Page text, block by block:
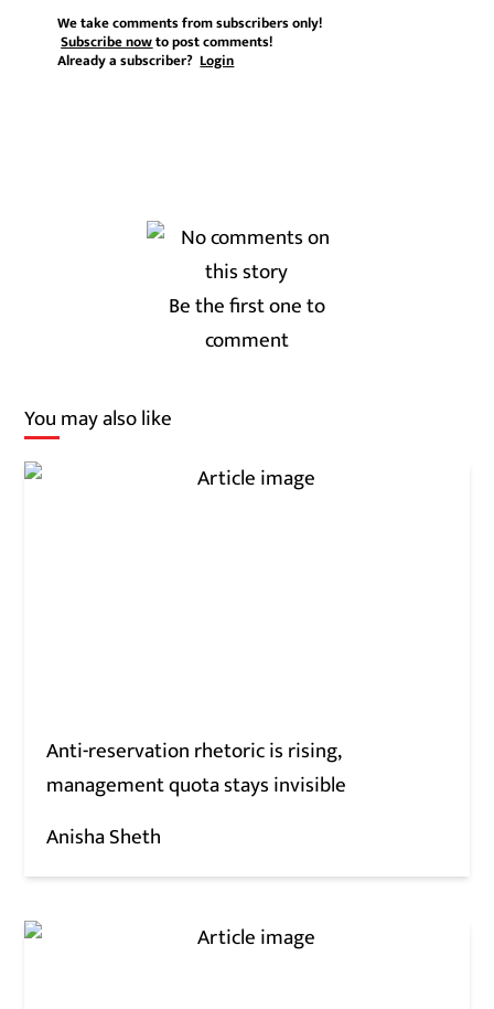
We take comments from subscribers only!
Subscribe nowto post comments!
Already a subscriber?Login
Be the first one to
comment
You may also like
Anti-reservation rhetoric is rising,
management quota stays invisible
Anisha Sheth